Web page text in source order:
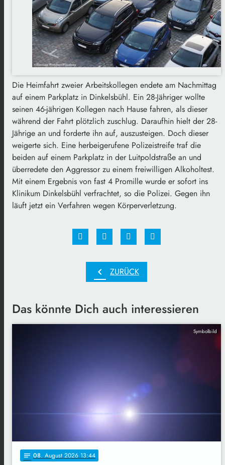
Die Heimfahrt zweier Arbeitskollegen endete am Nachmittag
auf einem Parkplatz in Dinkelsbühl. Ein 28-Jähriger wollte
seinen 46-jährigen Kollegen nach Hause fahren, als dieser
während der Fahrt plötzlich zuschlug. Daraufhin hielt der 28-
Jährige an und forderte ihn auf, auszusteigen. Doch dieser
weigerte sich. Eine herbeigerufene Polizeistreife traf die
beiden auf einem Parkplatz in der Luitpoldstraße an und
überredete den Aggressor zu einem freiwilligen Alkoholtest.
Mit einem Ergebnis von fast 4 Promille wurde er sofort ins
Klinikum Dinkelsbühl verfrachtet, so die Polizei. Gegen ihn
läuft jetzt ein Verfahren wegen Körperverletzung.
chevron_left ZURÜCK
Das könnte Dich auch interessieren
Symbolbild
notes 08. August 2026 13:44